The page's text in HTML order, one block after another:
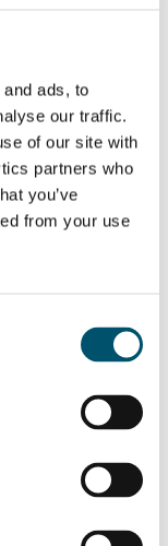
ads, to
our traffic.
of our site with
partners who
you’ve
from your use
significa apenas
reposição,
e a parceria
e lucratividade.